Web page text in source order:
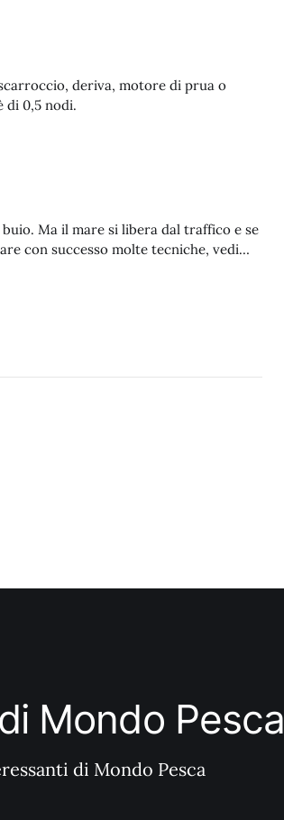
deriva, motore di prua o
di 0,5 nodi.
Ma il mare si libera dal traffico e se
con successo molte tecniche, vedi
Mondo Pesca
di Mondo Pesca